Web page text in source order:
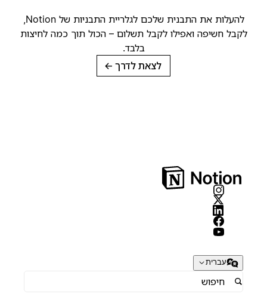
להעלות את התבנית שלכם לגלריית התבניות של Notion,
לקבל חשיפה ואפילו לקבל תשלום – הכול תוך כמה לחיצות
בלבד.
לצאת לדרך→
עברית